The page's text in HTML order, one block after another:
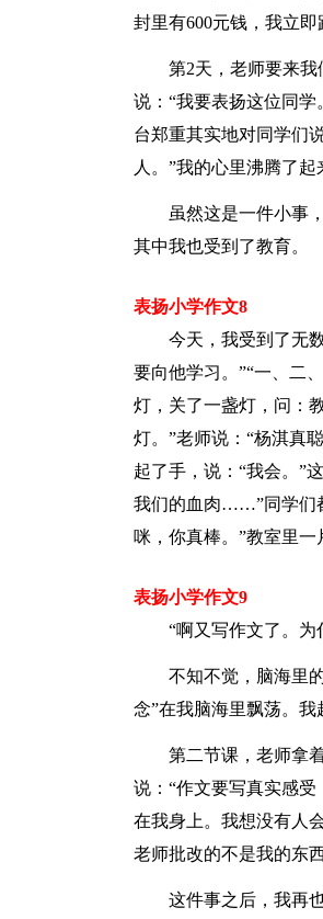
封里有600元钱，我立
第2天，老师要来
说：“我要表扬这位同
台郑重其实地对同学们
人。”我的心里沸腾了起
虽然这是一件小事
其中我也受到了教育。
表扬小学作文8
今天，我受到了无
要向他学习。”“一、二
灯，关了一盏灯，问：
灯。”老师说：“杨淇真
起了手，说：“我会。”
我们的血肉……”同学们
咪，你真棒。”教室里一
表扬小学作文9
“啊又写作文了。为
不知不觉，脑海里
念”在我脑海里飘荡。我
第二节课，老师拿
说：“作文要写真实感
在我身上。我想没有人
老师批改的不是我的东
这件事之后，我再